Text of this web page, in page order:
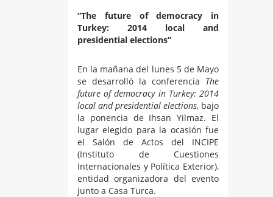
“The future of democracy in
Turkey: 2014 local and
presidential elections”
En la mañana del lunes 5 de Mayo
se desarrolló la conferencia The
future of democracy in Turkey: 2014
local and presidential elections, bajo
la ponencia de Ihsan Yilmaz. El
lugar elegido para la ocasión fue
el Salón de Actos del INCIPE
(Instituto de Cuestiones
Internacionales y Política Exterior),
entidad organizadora del evento
junto a Casa Turca.